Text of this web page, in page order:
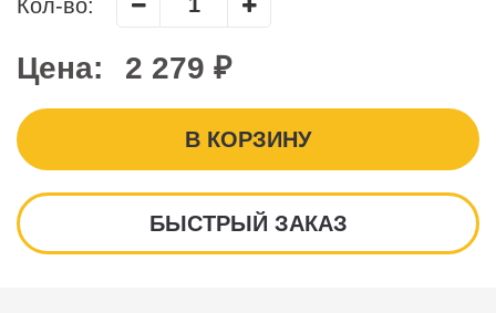
Кол-во:
Цена: 2 279 ₽
В КОРЗИНУ
БЫСТРЫЙ ЗАКАЗ